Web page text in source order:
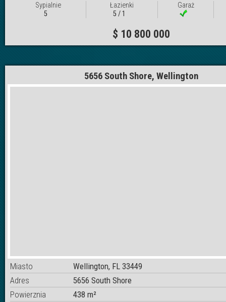
Sypialnie
5
Łazienki
5 / 1
Garaż
$ 10 800 000
5656 South Shore, Wellington
Miasto
Wellington, FL 33449
Adres
5656 South Shore
Powierznia
438 m²